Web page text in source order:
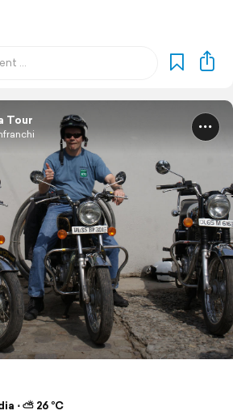
Tour
⋅ ⛅ 26 °C